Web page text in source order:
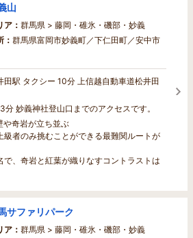
山
ア： 群馬県 > 藤岡・碓氷・磯部・妙義
： 群馬県富岡市妙義町／下仁田町／安中市
田駅 タクシー 10分 上信越自動車道松井田
分 妙義神社登山口までのアクセスです。
奇岩が立ち並ぶ
級者のみ挑むことができる最難関ルートが
、奇岩と紅葉が織りなすコントラストは
サファリパーク
ア： 群馬県 > 藤岡・碓氷・磯部・妙義